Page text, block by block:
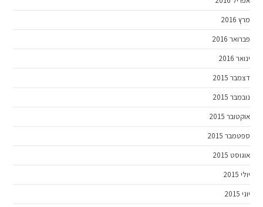
מרץ 2016
פברואר 2016
ינואר 2016
דצמבר 2015
נובמבר 2015
אוקטובר 2015
ספטמבר 2015
אוגוסט 2015
יולי 2015
יוני 2015